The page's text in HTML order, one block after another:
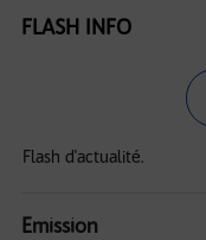
FLASH INFO
Flash d'actualité.
Emission